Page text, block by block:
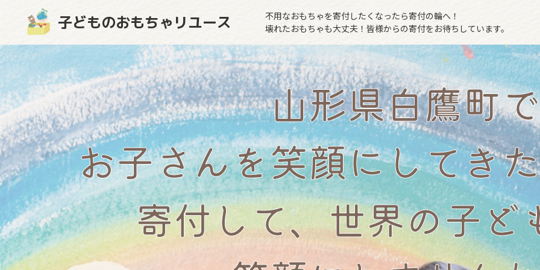
子どものおもちゃリユース
不用なおもちゃを寄付したくなったら寄付の輪へ！
壊れたおもちゃも大丈夫！皆様からの寄付をお待ちしています。
山形県白鷹町で
お子さんを笑顔にしてき
寄付して、世界の子ど